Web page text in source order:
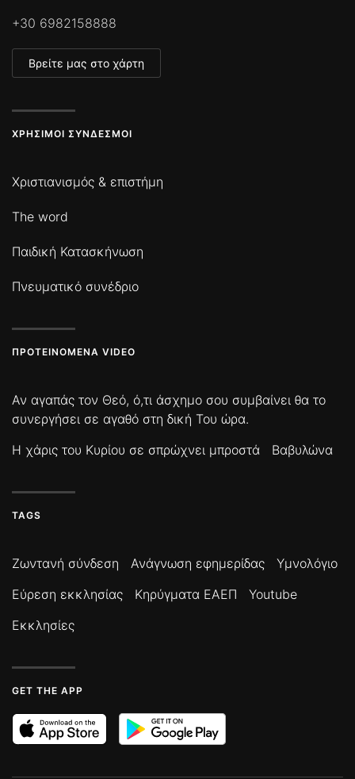
+30 6982158888
Βρείτε μας στο χάρτη
ΧΡΉΣΙΜΟΙ ΣΎΝΔΕΣΜΟΙ
Χριστιανισμός & επιστήμη
The word
Παιδική Κατασκήνωση
Πνευματικό συνέδριο
ΠΡΟΤΕΙΝΌΜΕΝΑ VIDEO
Αν αγαπάς τον Θεό, ό,τι άσχημο σου συμβαίνει θα το
συνεργήσει σε αγαθό στη δική Του ώρα.
Η χάρις του Κυρίου σε σπρώχνει μπροστά
Βαβυλώνα
TAGS
Ζωντανή σύνδεση Ανάγνωση εφημερίδας
Υμνολόγιο
Εύρεση εκκλησίας
Κηρύγματα ΕΑΕΠ
Youtube
Εκκλησίες
GET THE APP